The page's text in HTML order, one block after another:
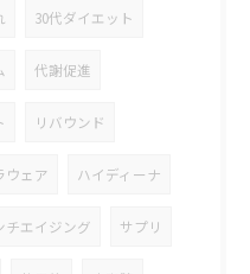
30代ダイエット
代謝促進
リバウンド
ウェア ハイディーナ
チエイジング サプリ